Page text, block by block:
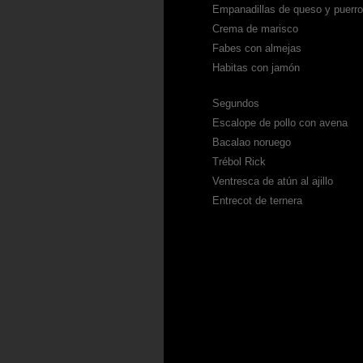
Empanadillas de queso y
Crema de marisco
Fabes con almejas
Habitas con jamón
Segundos
Escalope de pollo con avena
Bacalao noruego
Trébol Rick
Ventresca de atún al ajillo
Entrecot de ternera